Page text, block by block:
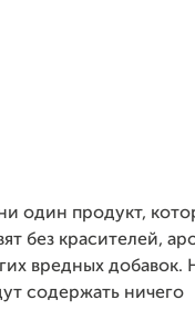
один продукт,
без красителей,
вредных добавок.
содержать ничего